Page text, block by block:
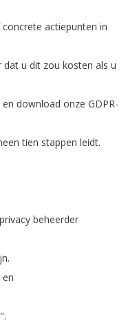
concrete actiepunten in
dat u dit zou kosten als u
en download onze GDPR-
tien stappen leidt.
privacy beheerder
.
en
".